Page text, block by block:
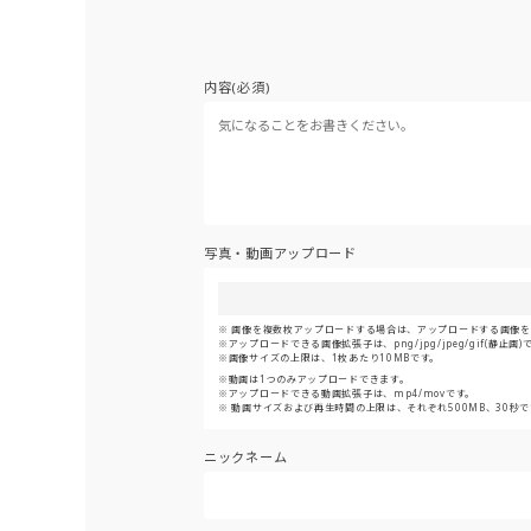
内容(必須)
写真・動画アップロード
画像を複数枚アップロードする場合は、アップロードする画像
アップロードできる画像拡張子は、png/jpg/jpeg/gif(静止画)
画像サイズの上限は、1枚あたり10MBです。
動画は1つのみアップロードできます。
アップロードできる動画拡張子は、mp4/movです。
動画サイズおよび再生時間の上限は、それぞれ500MB、30秒で
ニックネーム